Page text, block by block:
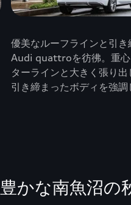
優美なルーフラインと引き
Audi quattroを彷彿。重心
ターラインと大きく張り
引き締まったボディを強調
かな南魚沼の